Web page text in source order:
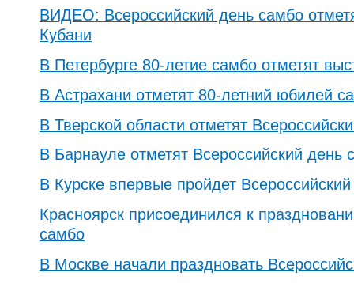
ВИДЕО: Всероссийский день самбо
Кубани
В Петербурге 80-летие самбо отметят
В Астрахани отметят 80-летний юбилей
В Тверской области отметят
В Барнауле отметят Всероссийский день
В Курске впервые пройдет
Красноярск присоединился к
самбо
В Москве начали праздновать